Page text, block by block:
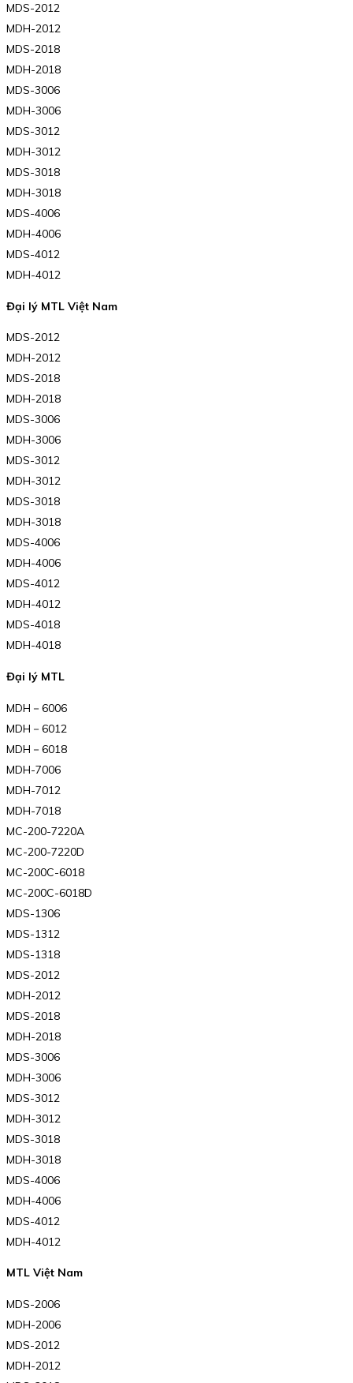
MDS-2012
MDH-2012
MDS-2018
MDH-2018
MDS-3006
MDH-3006
MDS-3012
MDH-3012
MDS-3018
MDH-3018
MDS-4006
MDH-4006
MDS-4012
MDH-4012
Đại lý MTL Việt Nam
MDS-2012
MDH-2012
MDS-2018
MDH-2018
MDS-3006
MDH-3006
MDS-3012
MDH-3012
MDS-3018
MDH-3018
MDS-4006
MDH-4006
MDS-4012
MDH-4012
MDS-4018
MDH-4018
Đại lý MTL
MDH－6006
MDH－6012
MDH－6018
MDH-7006
MDH-7012
MDH-7018
MC-200-7220A
MC-200-7220D
MC-200C-6018
MC-200C-6018D
MDS-1306
MDS-1312
MDS-1318
MDS-2012
MDH-2012
MDS-2018
MDH-2018
MDS-3006
MDH-3006
MDS-3012
MDH-3012
MDS-3018
MDH-3018
MDS-4006
MDH-4006
MDS-4012
MDH-4012
MTL Việt Nam
MDS-2006
MDH-2006
MDS-2012
MDH-2012